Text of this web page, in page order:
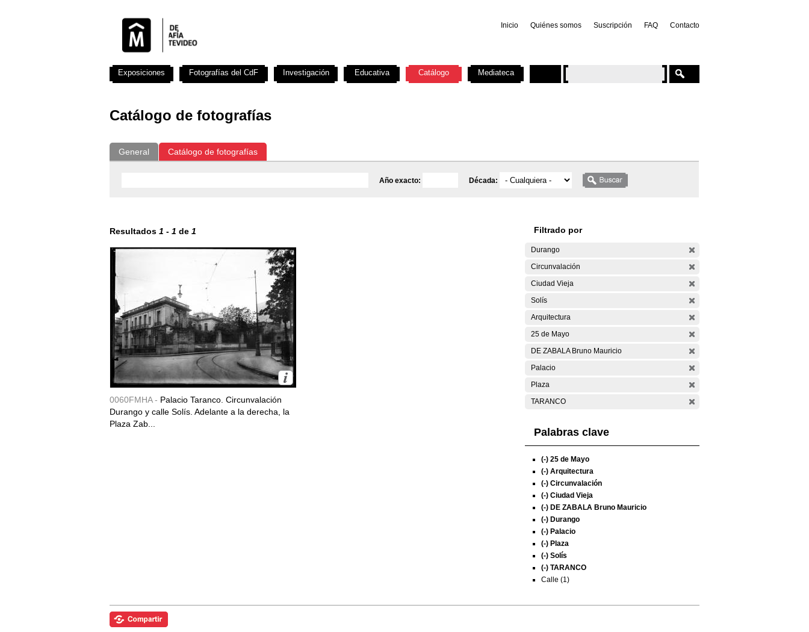
Inicio Quiénes somos Suscripción FAQ Contacto
Catálogo de fotografías
General Catálogo de fotografías
Año exacto: Década:
Resultados 1 - 1 de 1
0060FMHA - Palacio Taranco. Circunvalación
Durango y calle Solís. Adelante a la derecha, la
Plaza Zab...
Filtrado por
Durango
Circunvalación
Ciudad Vieja
Solís
Arquitectura
25 de Mayo
DE ZABALA Bruno Mauricio
Palacio
Plaza
TARANCO
Palabras clave
(-) 25 de Mayo
(-) Arquitectura
(-) Circunvalación
(-) Ciudad Vieja
(-) DE ZABALA Bruno Mauricio
(-) Durango
(-) Palacio
(-) Plaza
(-) Solís
(-) TARANCO
Calle (1)
Exposiciones Fotografías del CdF Investigación Educativa Catálogo Mediateca